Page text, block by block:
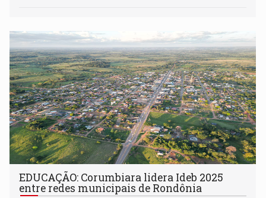
EDUCAÇÃO: Corumbiara lidera Ideb 2025
entre redes municipais de Rondônia